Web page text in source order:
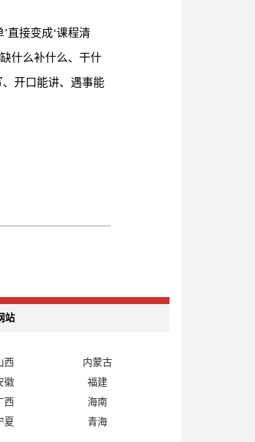
直接变成‘课程清
什么补什么、干什
开口能讲、遇事能
站
西
内蒙古
徽
福建
西
海南
夏
青海